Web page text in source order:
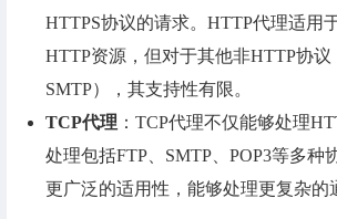
HTTPS协议的请求。HTTP代理适用
HTTP资源，但对于其他非HTTP协议
SMTP），其支持性有限。
TCP代理 ：TCP代理不仅能够处理
处理包括FTP、SMTP、POP3等多种
更广泛的适用性，能够处理更复杂的